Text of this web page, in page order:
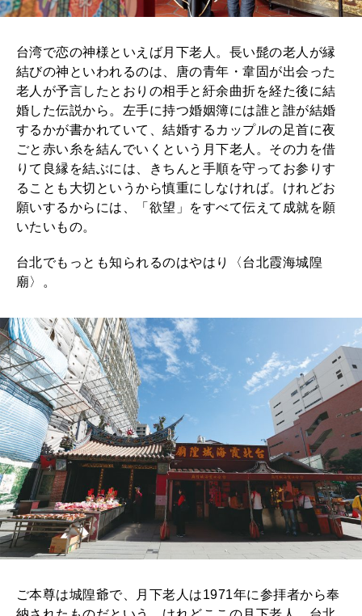
2025年12月号「お酒の新常識。」
台湾で恋の神様といえば月下老人。長い髭の老人が縁
結びの神といわれるのは、唐の青年・韋固が出会った
老人が予言したとおりの相手と紆余曲折を経た後に結
婚した伝説から。左手に持つ婚姻簿には誰と誰が結婚
するかが書かれていて、結婚するカップルの足首に夜
ごと赤い糸を結んでいくという月下老人。その力を借
りて良縁を結ぶには、きちんと手順を守ってお参りす
ることも大切というから慎重にしなければ。けれどお
願いするからには、「欲望」をすべて伝えて成就を願
いたいもの。
台北でもっとも知られるのはやはり〈台北霞海城隍
廟〉。
ご本尊は城隍爺で、月下老人は1971年に参拝者から奉